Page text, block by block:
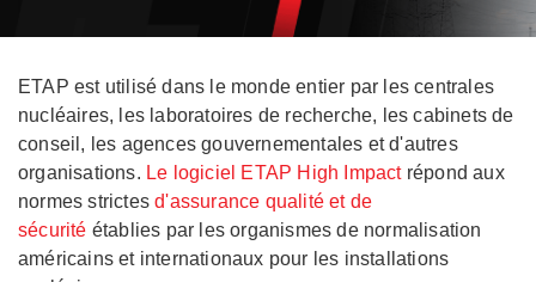
ETAP est utilisé dans le monde entier par les centrales
nucléaires, les laboratoires de recherche, les cabinets de
conseil, les agences gouvernementales et d'autres
organisations. Le logiciel ETAP High Impactrépond aux
normes strictesd'assurance qualité et de
sécurité établies par les organismes de normalisation
américains et internationaux pour les installations